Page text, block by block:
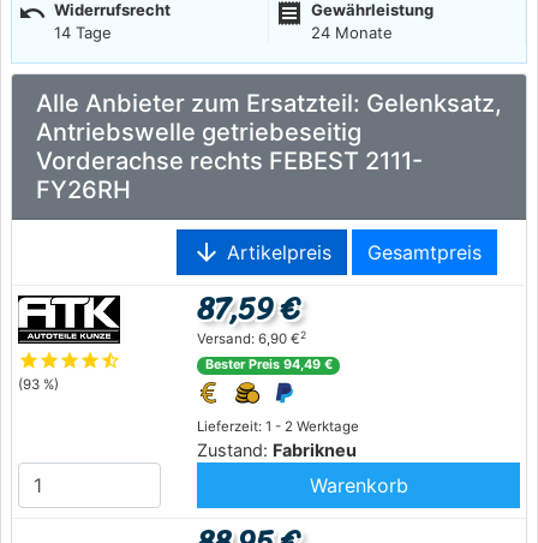
undo Widerrufsrecht
14 Tage
receipt
Gewährleistung
24 Monate
Alle Anbieter zum Ersatzteil: Gelenksatz,
Antriebswelle getriebeseitig
Vorderachse rechts FEBEST 2111-
FY26RH
arrow_downward Artikelpreis Gesamtpreis
starstarstarstarstar_half
(93 %)
Lieferzeit: 1 - 2 Werktage
Zustand: Fabrikneu
87,59 €
Versand: 6,90 €2
Bester Preis 94,49 €
Warenkorb